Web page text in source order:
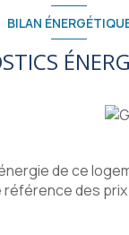
BILAN
de ce
référence des